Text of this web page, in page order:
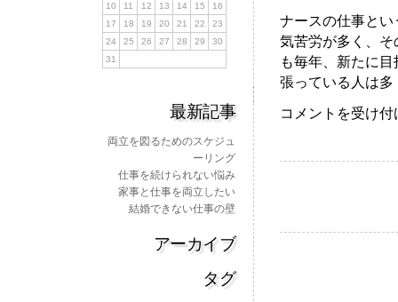
ナースの仕事と
気苦労が多く、
も毎年、新たに
張っている人は
仕
続
コメントを受け
10
11 12 13 14 15
16
17
18 19 20 21 22
23
24
25 26 27 28 29
30
31
最新記事
両立を図るためのスケジュ
ーリング
仕事を続けられない悩み
家事と仕事を両立したい
結婚できない仕事の壁
アーカイブ
タグ